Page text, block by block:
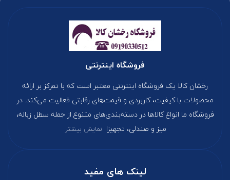
فروشگاه اینترنتی
رخشان کالا یک فروشگاه اینترنتی معتبر است که با تمرکز بر ارائه
محصولات با کیفیت، کاربردی و قیمت‌های رقابتی فعالیت می‌کند. در
فروشگاه ما انواع کالاها در دسته‌بندی‌های متنوع از جمله سطل زباله،
میز و صندلی، تجهیزا نمایش بیشتر
لینک های مفید